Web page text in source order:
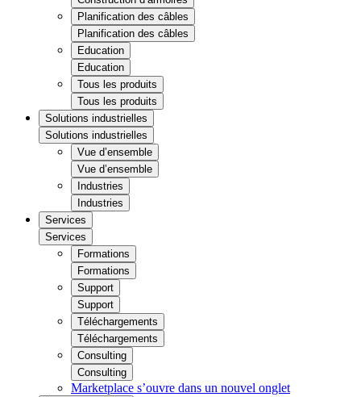
Planification des câbles
Planification des câbles
Education
Education
Tous les produits
Tous les produits
Solutions industrielles
Solutions industrielles
Vue d’ensemble
Vue d’ensemble
Industries
Industries
Services
Services
Formations
Formations
Support
Support
Téléchargements
Téléchargements
Consulting
Consulting
Marketplace s’ouvre dans un nouvel onglet